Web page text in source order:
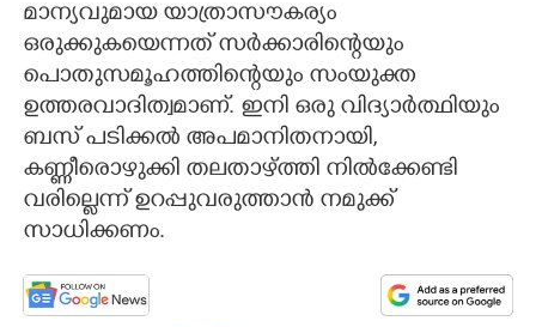
മാന്യവുമായ യാത്രാസൗകര്യം
ഒരുക്കുകയെന്നത് സർക്കാരിന്റെയും
പൊതുസമൂഹത്തിന്റെയും സംയുക്ത
ഉത്തരവാദിത്വമാണ്. ഇനി ഒരു വിദ്യാർത്ഥിയും
ബസ് പടിക്കൽ അപമാനിതനായി,
കണ്ണീരൊഴുക്കി തലതാഴ്ത്തി നിൽക്കേണ്ടി
വരില്ലെന്ന് ഉറപ്പുവരുത്താൻ നമുക്ക്
സാധിക്കണം.